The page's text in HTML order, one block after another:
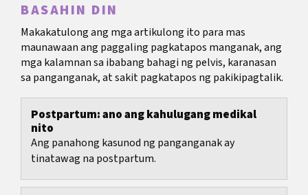
BASAHIN DIN
Makakatulong ang mga artikulong ito para mas
maunawaan ang paggaling pagkatapos manganak, ang
mga kalamnan sa ibabang bahagi ng pelvis, karanasan
sa panganganak, at sakit pagkatapos ng pakikipagtalik.
Postpartum: ano ang kahulugang medikal
nito
Ang panahong kasunod ng panganganak ay
tinatawag na postpartum.